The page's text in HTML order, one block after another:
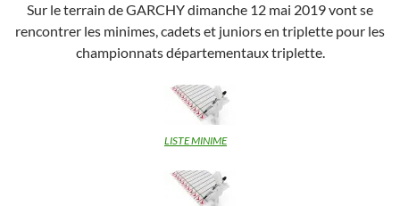
Sur le terrain de GARCHY dimanche 12 mai 2019 vont se
rencontrer les minimes, cadets et juniors en triplette pour les
championnats départementaux triplette.
LISTE MINIME